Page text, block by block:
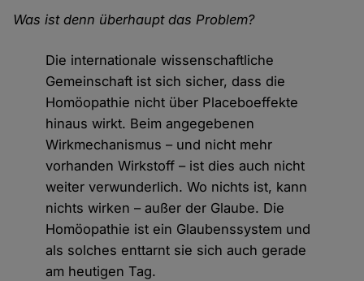
Was ist denn überhaupt das Problem?
Die internationale wissenschaftliche
Gemeinschaft ist sich sicher, dass die
Homöopathie nicht über Placeboeffekte
hinaus wirkt. Beim angegebenen
Wirkmechanismus – und nicht mehr
vorhanden Wirkstoff – ist dies auch nicht
weiter verwunderlich. Wo nichts ist, kann
nichts wirken – außer der Glaube. Die
Homöopathie ist ein Glaubenssystem und
als solches enttarnt sie sich auch gerade
am heutigen Tag.